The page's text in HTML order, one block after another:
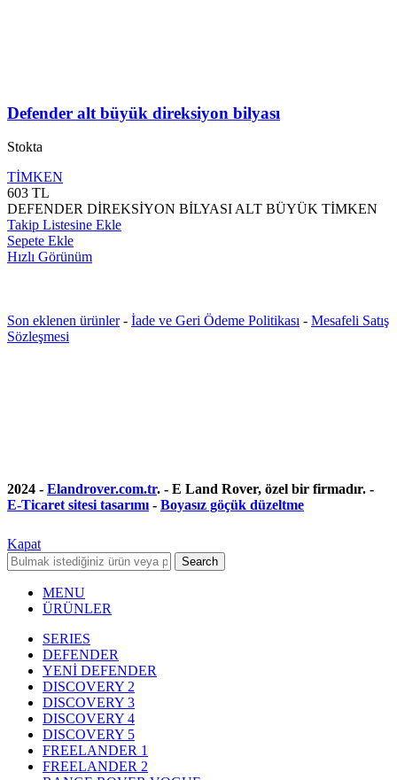
Defender alt büyük direksiyon bilyası
Stokta
TİMKEN
603 TL
DEFENDER DİREKSİYON BİLYASI ALT BÜYÜK TİMKEN
Takip Listesine Ekle
Sepete Ekle
Hızlı Görünüm
Son eklenen ürünler- İade ve Geri Ödeme Politikası - Mesafeli Satış
Sözleşmesi
2024 - Elandrover.com.tr. - E Land Rover, özel bir firmadır. -
E-Ticaret sitesi tasarımı- Boyasız göçük düzeltme
Kapat
Search
MENU
ÜRÜNLER
SERIES
DEFENDER
YENİ DEFENDER
DISCOVERY 2
DISCOVERY 3
DISCOVERY 4
DISCOVERY 5
FREELANDER 1
FREELANDER 2